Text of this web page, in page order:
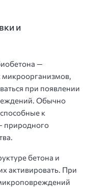
и
—
при появлении
Обычно
к
природного
бетона и
активировать. При